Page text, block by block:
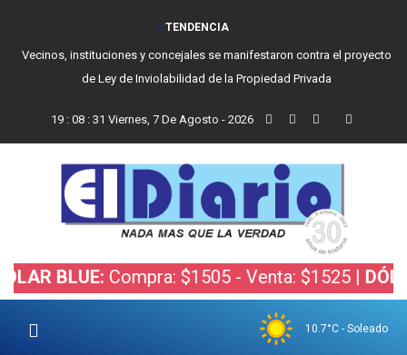
TENDENCIA
Vecinos, instituciones y concejales se manifestaron contra el proyecto
de Ley de Inviolabilidad de la Propiedad Privada
19: 08: 31 Viernes, 7 De Agosto - 2026
Compra: $1505 - Venta: $1525 |DÓLAR
10.7°C - Soleado